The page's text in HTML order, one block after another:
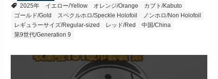
2025年
イエロー/Yellow オレンジ/Orange
カブト/Kabuto
ゴールド/Gold
スペクルホロ/Speckle Holofoil
ノンホロ/Non Holofoil
レギュラーサイズ/Regular-sized
レッド/Red
中国/China
第9世代/Generation 9